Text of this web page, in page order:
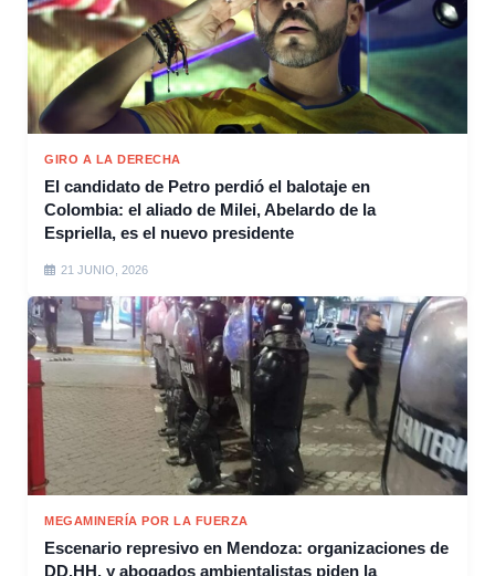
GIRO A LA DERECHA
El candidato de Petro perdió el balotaje en
Colombia: el aliado de Milei, Abelardo de la
Espriella, es el nuevo presidente
21 JUNIO, 2026
MEGAMINERÍA POR LA FUERZA
Escenario represivo en Mendoza: organizaciones de
DD.HH. y abogados ambientalistas piden la